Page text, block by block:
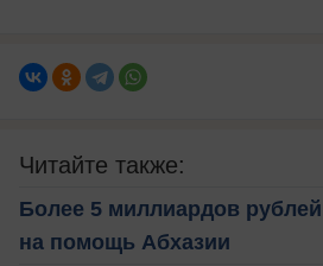
Читайте также:
Более 5 миллиардов
на помощь Абхазии